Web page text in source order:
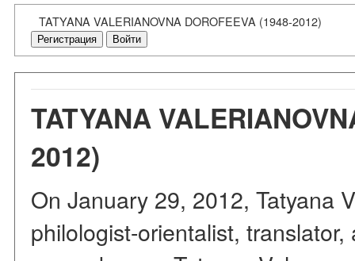
TATYANA VALERIANOVNA DOROFEEVA (1948-2012)
Регистрация Войти
TATYANA
2012)
On January 29, 2012, Tatyana
philologist-orientalist,